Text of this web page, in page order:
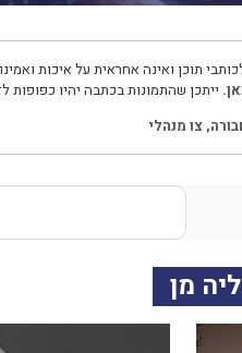
תוכן ואינה אחראית על איכות
ייתכן שהתמונות בכתבה יהיו כפופות
,צו מנהלי
מן